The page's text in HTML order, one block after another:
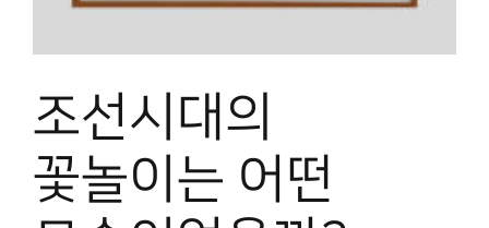
조선시대의
꽃놀이는 어떤